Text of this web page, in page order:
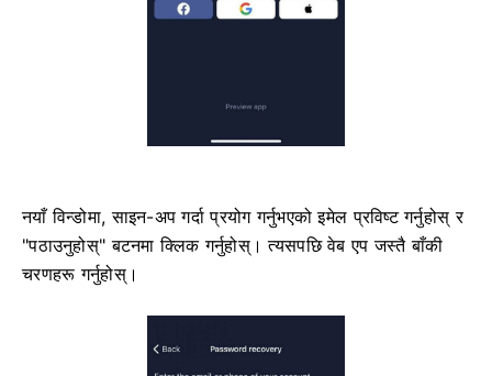
नयाँ विन्डोमा, साइन-अप गर्दा प्रयोग गर्नुभएको इमेल प्रविष्ट गर्नुहोस् र
"पठाउनुहोस्" बटनमा क्लिक गर्नुहोस्। त्यसपछि वेब एप जस्तै बाँकी
चरणहरू गर्नुहोस्।